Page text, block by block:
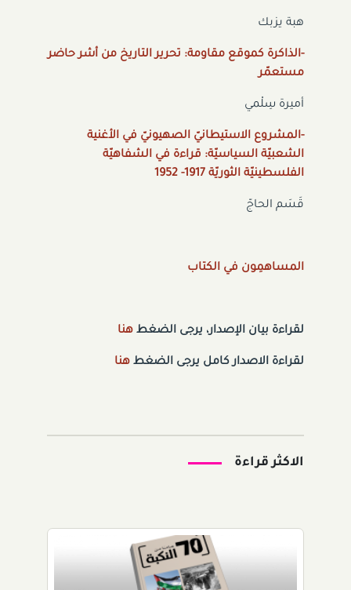
هبة يزبك
-الذاكرة كموقع مقاومة: تحرير التاريخ من أشر حاضر
مستعمّر
أميرة سِلْمي
-المشروع الاستيطانيّ الصهيونيّ في الأغنية
الشعبيّة السياسيّة: قراءة في الشفاهيّة
الفلسطينيّة الثوريّة 1917- 1952
قَسَم الحاجّ
المساهمِون في الكتاب
لقراءة بيان الإصدار، يرجى الضغط هنا
لقراءة الاصدار كامل يرجى الضغط هنا
الاكثر قراءة